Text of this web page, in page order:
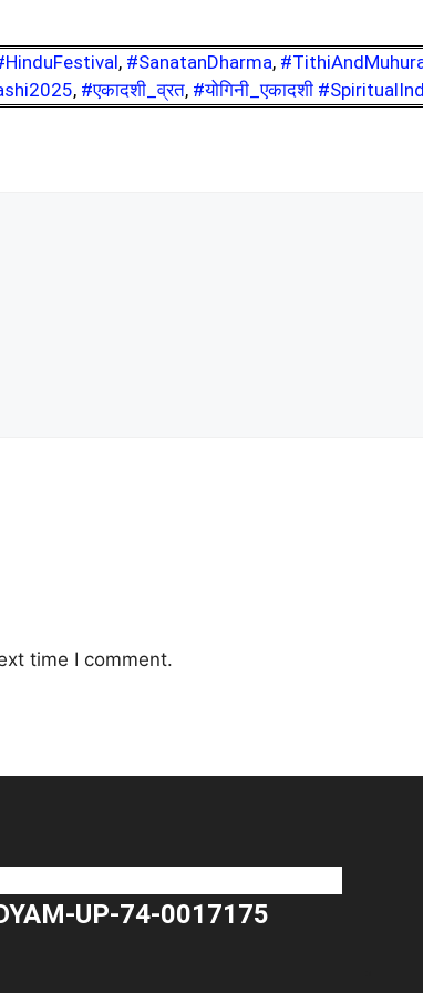
, #SanatanDharma,
, #एकादशी_व्रत, #योगिनी_एकादशी
time I comment.
UP-74-0017175